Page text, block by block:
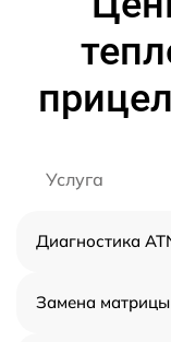
Услуга
Диагностика
Замена